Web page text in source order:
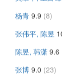
杨青 9.9 (8)
张伟平, 陈昱
陈昱, 韩潇 9.6
张博 9.0 (23)